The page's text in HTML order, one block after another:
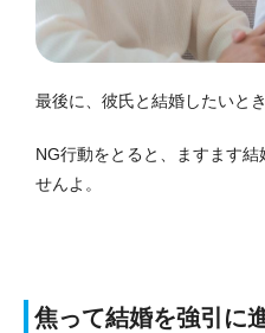
最後に、彼氏と結婚したいと
NG行動をとると、ますます
せんよ。
焦って結婚を強引に